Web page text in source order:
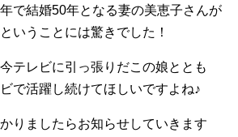
で結婚50年となる妻の美恵子さんが
いうことには驚きでした！
テレビに引っ張りだこの娘ととも
で活躍し続けてほしいですよね♪
りましたらお知らせしていきます